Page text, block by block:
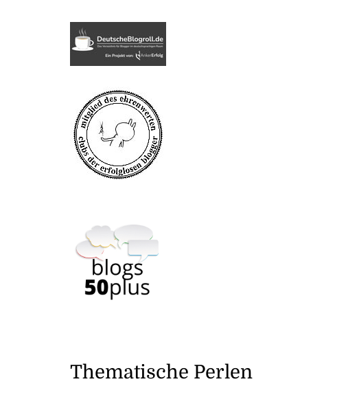
Thematische Perlen